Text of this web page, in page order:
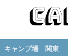
キャンプ場 関東